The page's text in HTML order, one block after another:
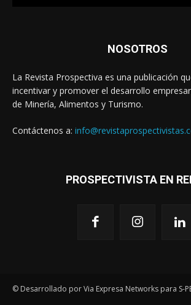
NOSOTROS
La Revista Prospectiva es una publicación
incentivar y promover el desarrollo
de Minería, Alimentos y Turismo.
Contáctenos a:
PROSPECTIVISTA EN
© Desarrollado por Via Expresa Networks para S-